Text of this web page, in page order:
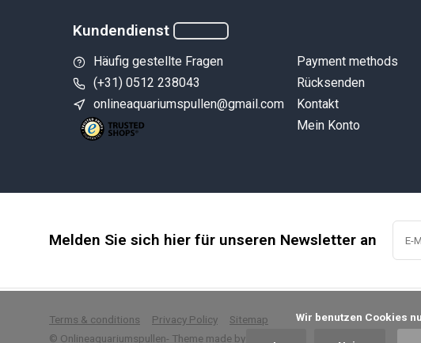
Kundendienst
Häufig gestellte Fragen
(+31) 0512 238043
onlineaquariumspullen@gmail.com
Payment methods
Rücksenden
Kontakt
Mein Konto
Melden Sie sich hier für unseren Newsletter an
Terms & conditions Privacy Policy
Sitemap
© Onlineaquariumspullen- Theme made by
            Wir benutzen Cookies nur für interne Zwecke um den Webshop zu verbessern. Ist das in Ordnung?